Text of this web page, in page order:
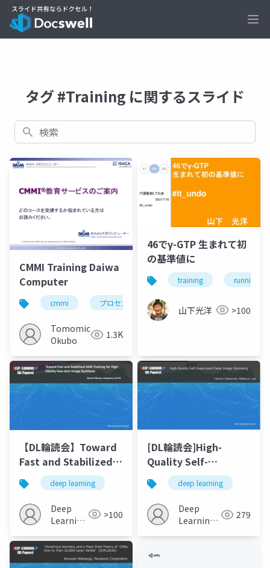
タグ #Training に関するスライド
検索
CMMI Training Daiwa
Computer
cmmi プロセス改善 品質改善
Tomomichi
Okubo
1.3K
46でγ-GTP 生まれて初
の基準値に
training running
山下光洋 >100
【DL輪読会】Toward
Fast and Stabilized
GAN Training for
Highfidelity Few-
shot Image Synthesis
deep learning
Deep
Learning
>100
[DL輪読会]High-
Quality Self-
Supervised Deep
Image Denoising
deep learning
Deep
Learning
279